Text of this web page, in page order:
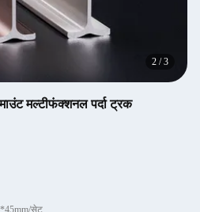
2 /3
मल्टीफंक्शनल पर्दा ट्रक
सेट